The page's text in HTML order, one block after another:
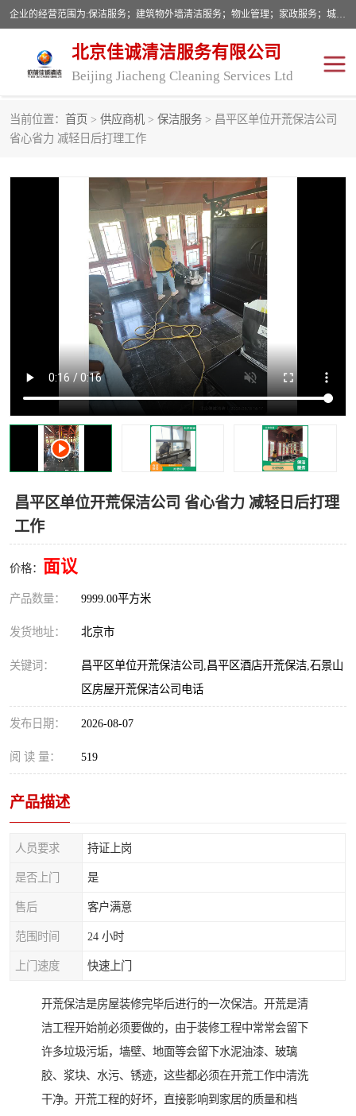
企业的经营范围为:保洁服务；建筑物外墙清洁服务；物业管理；家政服务；城市园林绿化；劳务分包；技术开发、技术转让、技术服务；销售保洁设备、卫生用品、化工产品（不含危险化学品及一类易制毒化学品）、日用品、办公设备、建筑材料、装饰材料；图文设计；清洁服务（不含餐具消毒）；中央空调维修；工程设计；施工总承包；专业承包。
北京佳诚清洁服务有限公司
Beijing Jiacheng Cleaning Services Ltd
当前位置： 首页 > 供应商机 > 保洁服务 > 昌平区单位开荒保洁公司
省心省力 减轻日后打理工作
昌平区单位开荒保洁公司 省心省力 减轻日后打理
工作
价格： 面议
产品数量： 9999.00平方米
发货地址： 北京市
关键词：
昌平区单位开荒保洁公司,昌平区酒店开荒保洁,石景山
区房屋开荒保洁公司电话
发布日期： 2026-08-07
阅 读 量： 519
产品描述
人员要求 持证上岗
是否上门 是
售后 客户满意
范围时间 24 小时
上门速度 快速上门
开荒保洁是房屋装修完毕后进行的一次保洁。开荒是清
洁工程开始前必须要做的，由于装修工程中常常会留下
许多垃圾污垢，墙壁、地面等会留下水泥油漆、玻璃
胶、浆块、水污、锈迹，这些都必须在开荒工作中清洗
干净。开荒工程的好坏，直接影响到家居的质量和档
外墙清洗
开荒保洁 保洁服务
建筑物外墙维修